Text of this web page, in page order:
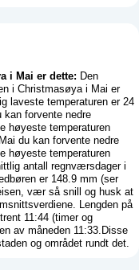
i Mai er dette: Den
i Christmasøya i Mai er
laveste temperaturen er 24
forvente nedre
høyeste temperaturen
du kan forvente nedre
høyeste temperaturen
antall regnværsdager i
er 148.9 mm (ser
vær så snill og husk at
Lengden på
11:44 (timer og
av måneden 11:33.Disse
og området rundt det.